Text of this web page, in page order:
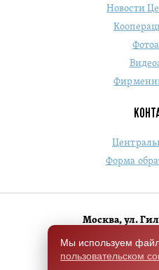
Новости
Форма
Москва, ул.
+7
Мы используем
пользовательском